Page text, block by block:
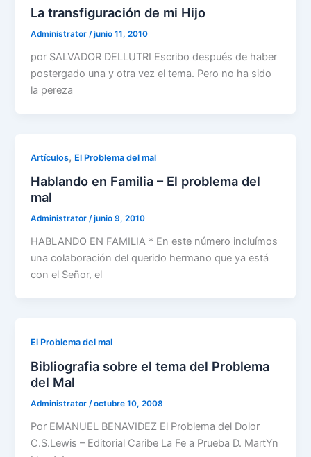
La transfiguración de mi Hijo
Administrator/junio 11, 2010
por SALVADOR DELLUTRI Escribo después de haber
postergado una y otra vez el tema. Pero no ha sido
la pereza
Artículos, El Problema del mal
Hablando en Familia – El problema del
mal
Administrator/junio 9, 2010
HABLANDO EN FAMILIA * En este número incluímos
una colaboración del querido hermano que ya está
con el Señor, el
El Problema del mal
Bibliografia sobre el tema del Problema
del Mal
Administrator /octubre 10, 2008
Por EMANUEL BENAVIDEZ El Problema del Dolor
C.S.Lewis – Editorial Caribe La Fe a Prueba D. MartYn